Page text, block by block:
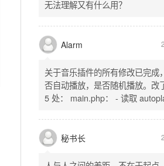
经吉隆口岸前往加德满都，沿途
Alarm
无法理解又有什么用？
Alarm
关于音乐插件的所有修改已完成
否自动播放，是否随机播放。改
5 处： main.php： - 读取 autoplay / shuffle